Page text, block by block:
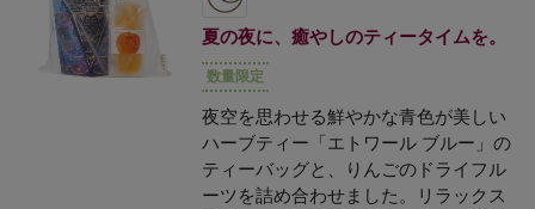
夏の夜に、癒やしのティータイムを。
数量限定
夜空を思わせる鮮やかな青色が美しい
ハーブティー「エトワール ブルー」の
ティーバッグと、りんごのドライフル
ーツを詰め合わせました。リラックス